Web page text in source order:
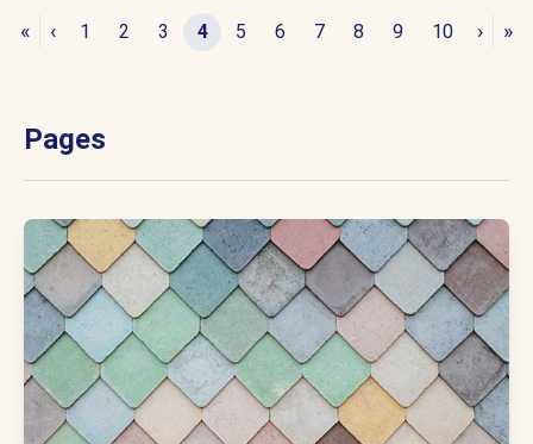
« ‹ 1 2 3 4 5 6 7 8 9 10 › »
Pages